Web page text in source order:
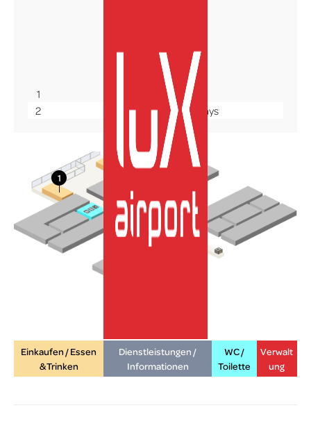
lux-Airport
Ebene +1
1
Café By Oberweis
2
Comptoir du Bon Pays
Einkaufen / Essen
& Trinken
Dienstleistungen /
Informationen
WC /
Toilette
Verwalt
ung